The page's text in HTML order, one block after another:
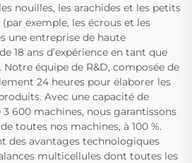
nouilles, les arachides et les petits
exemple, les écrous et les
une entreprise de haute
18 ans d’expérience en tant que
équipe de R&D, composée de
24 heures pour élaborer les
Avec une capacité de
600 machines, nous garantissons
toutes nos machines, à 100 %.
des avantages technologiques
multicellules dont toutes les